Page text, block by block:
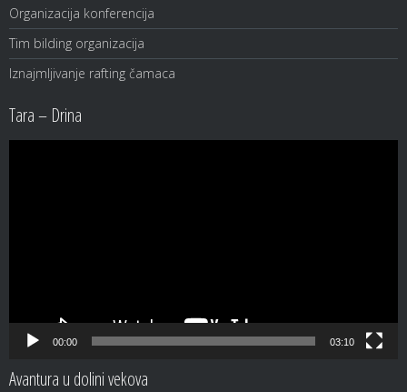
Organizacija konferencija
Tim bilding organizacija
Iznajmljivanje rafting čamaca
Tara – Drina
00:00 03:10
Avantura u dolini vekova